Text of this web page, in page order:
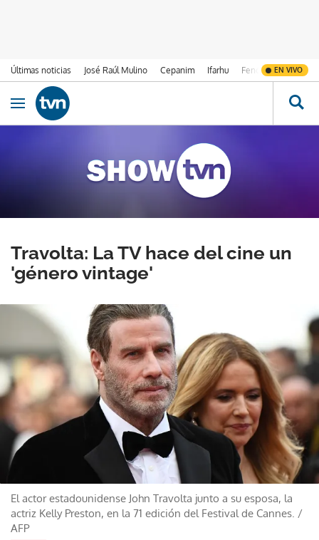
Últimas noticias José Raúl Mulino Cepanim Ifarhu Fenómeno de El
EN VIVO
Ir al contenido
Obrir navegació
Travolta: La TV hace del cine un
'género vintage'
El actor estadounidense John Travolta junto a su esposa, la
actriz Kelly Preston, en la 71 edición del Festival de Cannes. /
AFP